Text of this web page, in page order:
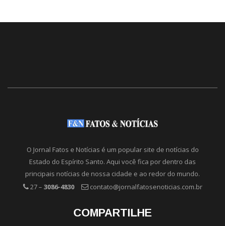
O Jornal Fatos e Notícias é um popular site de notícias do
Estado do Espírito Santo. Aqui você fica por dentro das
principais notícias de nossa cidade e ao redor do mundo.
27 – 3086-4830 contato@jornalfatosenoticias.com.br
COMPARTILHE